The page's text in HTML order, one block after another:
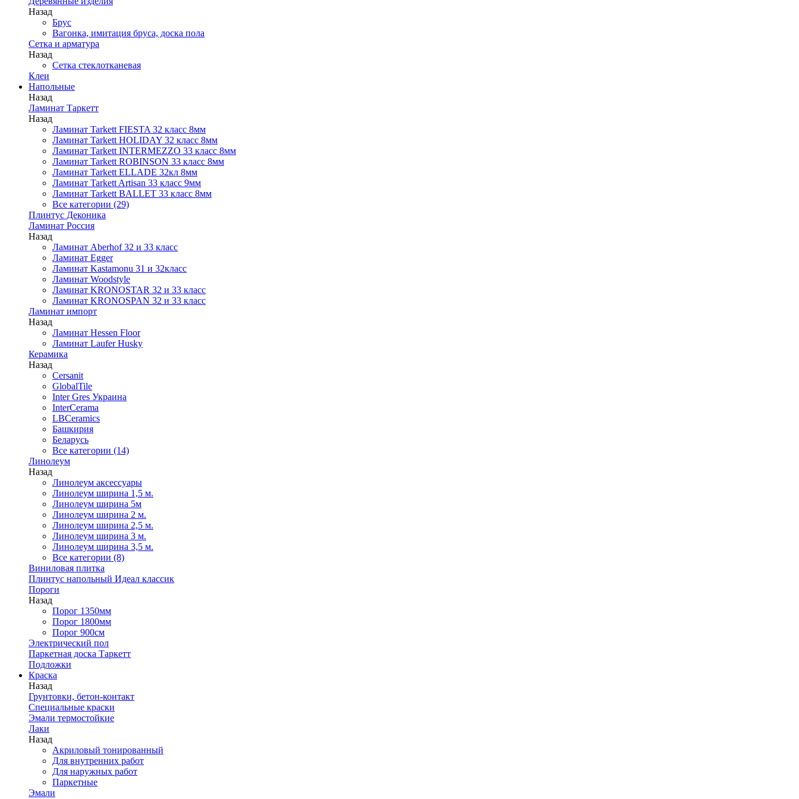
Назад
Брус
Вагонка, имитация бруса, доска пола
Сетка и арматура
Назад
Сетка стеклотканевая
Клеи
Напольные
Назад
Ламинат Таркетт
Назад
Ламинат Tarkett FIESTA 32 класс 8мм
Ламинат Tarkett HOLIDAY 32 класс 8мм
Ламинат Tarkett INTERMEZZO 33 класс 8мм
Ламинат Tarkett ROBINSON 33 класс 8мм
Ламинат Tarkett ELLADE 32кл 8мм
Ламинат Tarkett Artisan 33 класс 9мм
Ламинат Tarkett BALLET 33 класс 8мм
Все категории (29)
Плинтус Деконика
Ламинат Россия
Назад
Ламинат Aberhof 32 и 33 класс
Ламинат Egger
Ламинат Kastamonu 31 и 32класс
Ламинат Woodstyle
Ламинат KRONOSTAR 32 и 33 класс
Ламинат KRONOSPAN 32 и 33 класс
Ламинат импорт
Назад
Ламинат Hessen Floor
Ламинат Laufer Husky
Керамика
Назад
Cersanit
GlobalTile
Inter Gres Украина
InterCerama
LBCeramics
Башкирия
Беларусь
Все категории (14)
Линолеум
Назад
Линолеум аксессуары
Линолеум ширина 1,5 м.
Линолеум ширина 5м
Линолеум ширина 2 м.
Линолеум ширина 2,5 м.
Линолеум ширина 3 м.
Линолеум ширина 3,5 м.
Все категории (8)
Виниловая плитка
Плинтус напольный Идеал классик
Пороги
Назад
Порог 1350мм
Порог 1800мм
Порог 900см
Электрический пол
Паркетная доска Таркетт
Подложки
Краска
Назад
Грунтовки, бетон-контакт
Специальные краски
Эмали термостойкие
Лаки
Назад
Акриловый тонированный
Для внутренних работ
Для наружных работ
Паркетные
Эмали